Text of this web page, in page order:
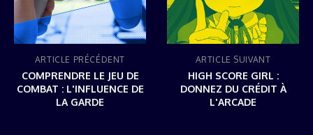
ARTICLE PRÉCÉDENT
COMPRENDRE LE JEU DE
COMBAT : L'INFLUENCE DE
LA GARDE
ARTICLE SUIVANT
HIGH SCORE GIRL :
DONNEZ DU CRÉDIT À
L'ARCADE